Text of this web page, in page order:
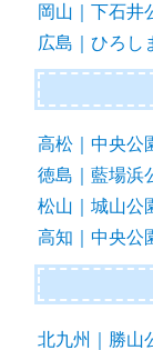
岡山｜下石井
広島｜ひろし
高松｜中央公
徳島｜藍場浜
松山｜城山公
高知｜中央公
北九州｜勝山